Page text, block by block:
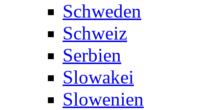
Schweden
Schweiz
Serbien
Slowakei
Slowenien